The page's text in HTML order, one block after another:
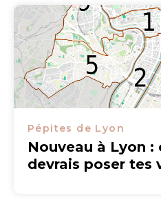
Pépites de Lyon
Nouveau à Lyon
devrais poser tes